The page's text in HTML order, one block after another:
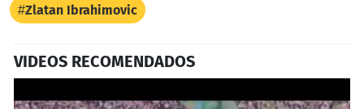
Zlatan Ibrahimovic
VIDEOS RECOMENDADOS